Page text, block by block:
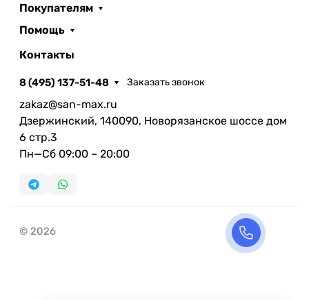
Покупателям
Помощь
Контакты
8 (495) 137-51-48 Заказать звонок
zakaz@san-max.ru
Дзержинский, 140090, Новорязанское шоссе дом
6 стр.3
Пн—Сб 09:00 – 20:00
© 2026